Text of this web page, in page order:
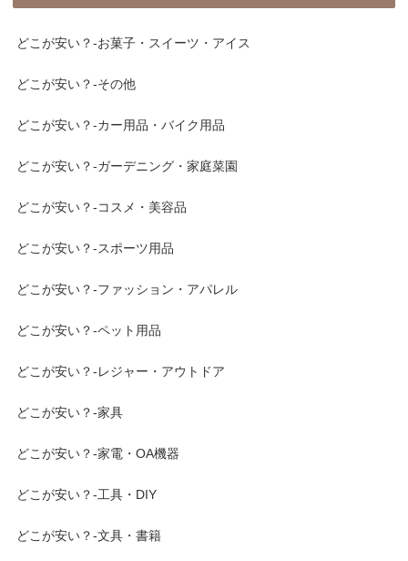
どこが安い？-お菓子・スイーツ・アイス
どこが安い？-その他
どこが安い？-カー用品・バイク用品
どこが安い？-ガーデニング・家庭菜園
どこが安い？-コスメ・美容品
どこが安い？-スポーツ用品
どこが安い？-ファッション・アパレル
どこが安い？-ペット用品
どこが安い？-レジャー・アウトドア
どこが安い？-家具
どこが安い？-家電・OA機器
どこが安い？-工具・DIY
どこが安い？-文具・書籍